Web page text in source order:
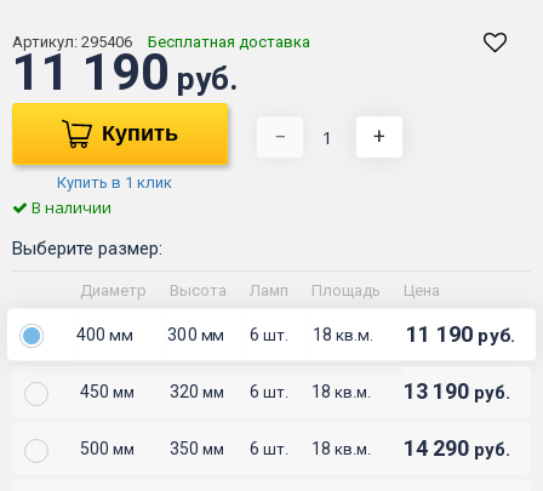
Артикул: 295406 Бесплатная доставка
11 190 руб.
Купить
Купить в 1 клик
− +
В наличии
Выберите размер:
Диаметр Высота Ламп Площадь Цена
400мм 300 мм 6 шт. 18кв.м. 11 190 руб.
450 мм 320 мм 6 шт. 18 кв.м. 13 190 руб.
500 мм 350 мм 6 шт. 18 кв.м. 14 290 руб.